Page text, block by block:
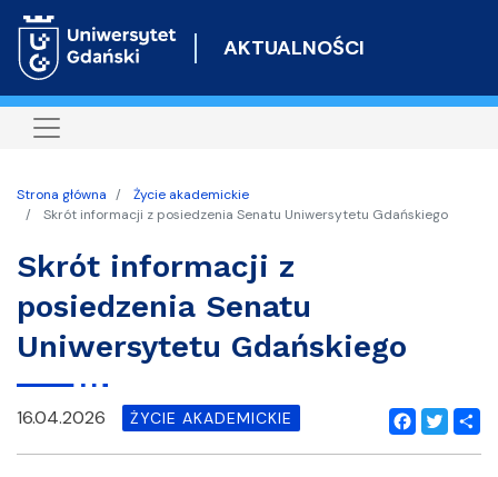
do
AKTUALNOŚCI
Strona główna
Życie akademickie
Skrót informacji z posiedzenia Senatu Uniwersytetu Gdańskiego
Skrót informacji z
posiedzenia Senatu
Uniwersytetu Gdańskiego
Facebook
Twitter
16.04.2026 ŻYCIE AKADEMICKIE